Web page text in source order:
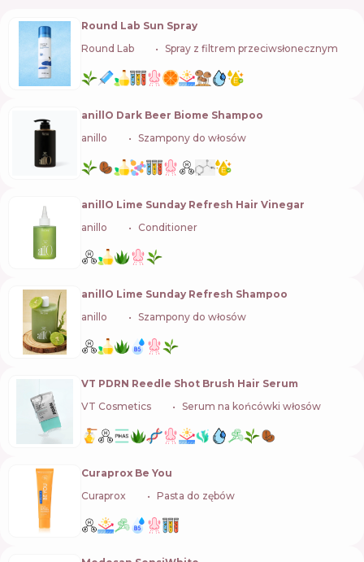
Round Lab Sun Spray
Round Lab
Spray z filtrem przeciwsłonecznym
anillO Dark Beer Biome Shampoo
anillo
Szampony do włosów
anillO Lime Sunday Refresh Hair Vinegar
anillo
Conditioner
anillO Lime Sunday Refresh Shampoo
anillo
Szampony do włosów
VT PDRN Reedle Shot Brush Hair Serum
VT Cosmetics
Serum na końcówki włosów
Curaprox Be You
Curaprox
Pasta do zębów